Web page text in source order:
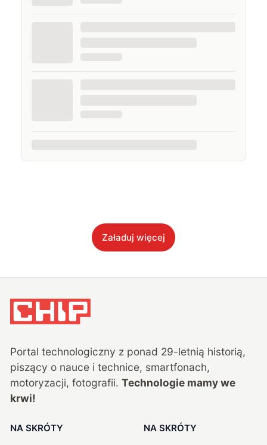
Załaduj więcej
Portal technologiczny z ponad 29-letnią historią,
piszący o nauce i technice, smartfonach,
motoryzacji, fotografii. Technologie mamy we
krwi!
NA SKRÓTY NA SKRÓTY